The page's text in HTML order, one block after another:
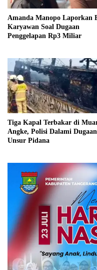
Amanda Manopo Laporkan
Karyawan Soal Dugaan
Penggelapan Rp3 Miliar
Tiga Kapal Terbakar di
Angke, Polisi Dalami Dugaan
Unsur Pidana